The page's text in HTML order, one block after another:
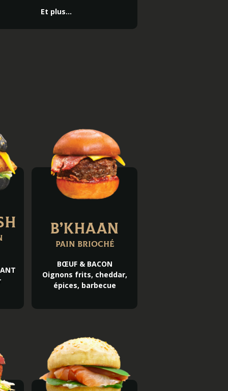
Et plus...
B’Khaan
Pain brioché
BŒUF & BACON
Oignons frits, cheddar,
épices, barbecue